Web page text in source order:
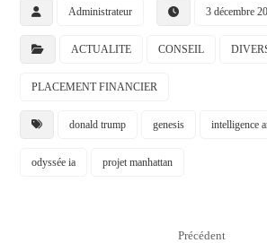
Administrateur 3 décembre
ACTUALITE CONSEIL
PLACEMENT FINANCIER
donald trump genesis intelligence
odyssée ia projet manhattan
Précédent